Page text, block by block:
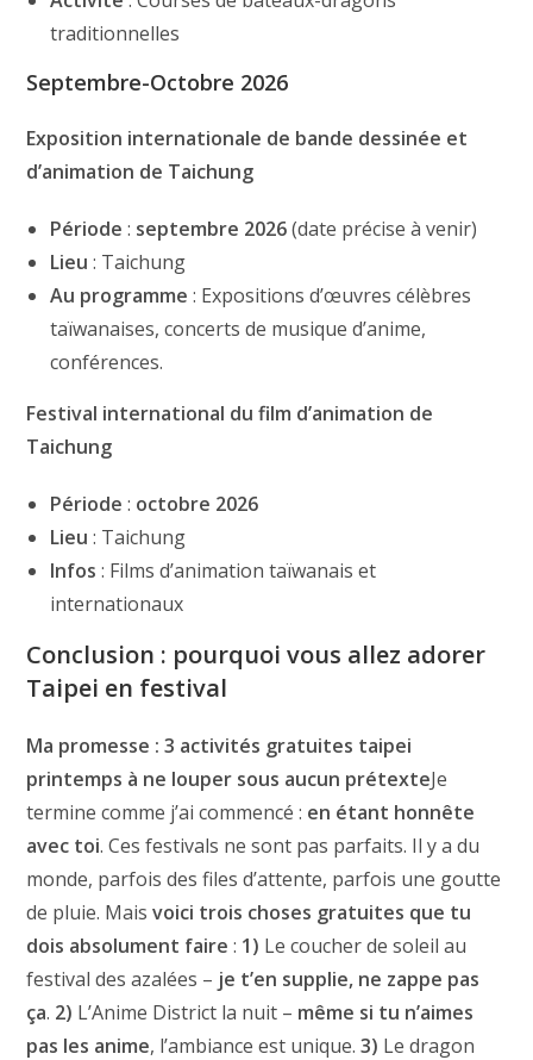
traditionnelles
Septembre-Octobre 2026
Exposition internationale de bande dessinée et
d’animation de Taichung
Période : septembre 2026(date précise à venir)
Lieu : Taichung
Au programme : Expositions d’œuvres célèbres
taïwanaises, concerts de musique d’anime,
conférences.
Festival international du film d’animation de
Taichung
Période : octobre 2026
Lieu : Taichung
Infos : Films d’animation taïwanais et
internationaux
Conclusion : pourquoi vous allez adorer
Taipei en festival
Ma promesse : 3 activités gratuites taipei
printemps à ne louper sous aucun prétexteJe
termine comme j’ai commencé : en étant honnête
avec toi. Ces festivals ne sont pas parfaits. Il y a du
monde, parfois des files d’attente, parfois une goutte
de pluie. Maisvoici trois choses gratuites que tu
dois absolument faire : 1) Le coucher de soleil au
festival des azalées – je t’en supplie, ne zappe pas
ça. 2) L’Anime District la nuit – même si tu n’aimes
pas les anime, l’ambiance est unique.3) Le dragon